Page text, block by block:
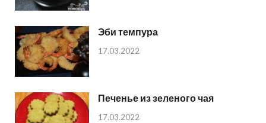
Эби темпура
17.03.2022
Печенье из зеленого чая
17.03.2022